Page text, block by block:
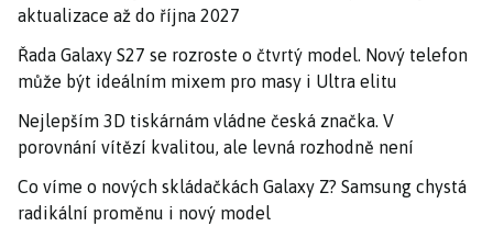
aktualizace až do října 2027
Řada Galaxy S27 se rozroste o čtvrtý model. Nový telefon
může být ideálním mixem pro masy i Ultra elitu
Nejlepším 3D tiskárnám vládne česká značka. V
porovnání vítězí kvalitou, ale levná rozhodně není
Co víme o nových skládačkách Galaxy Z? Samsung chystá
radikální proměnu i nový model